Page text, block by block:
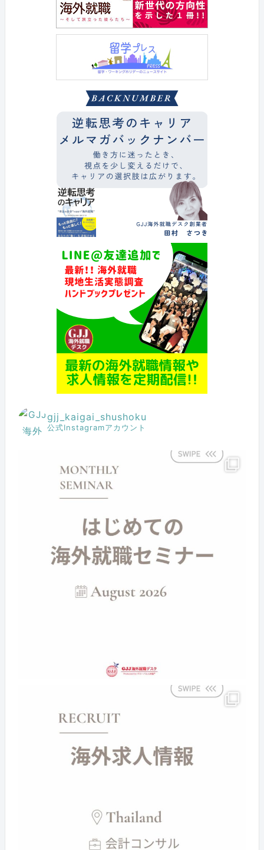
gjj_kaigai_shushoku
公式Instagramアカウント